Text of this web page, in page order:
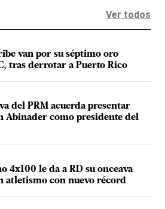
Ver todos
van por su séptimo oro
tras derrotar a Puerto Rico
del PRM acuerda presentar
Abinader como presidente del
4x100 le da a RD su onceava
atletismo con nuevo récord